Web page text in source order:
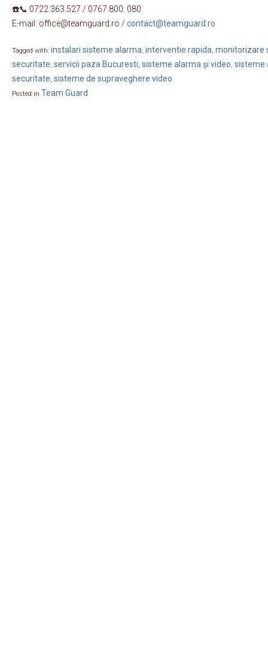
☎️📞 0722.363.527 / 0767.800. 080
E-mail: office@teamguard.ro / contact@teamguard.ro
Tagged with: instalari sisteme alarma, interventie rapida, monitorizare
securitate, servicii paza Bucuresti, sisteme alarma și video, sisteme
securitate, sisteme de supraveghere video
Posted in Team Guard